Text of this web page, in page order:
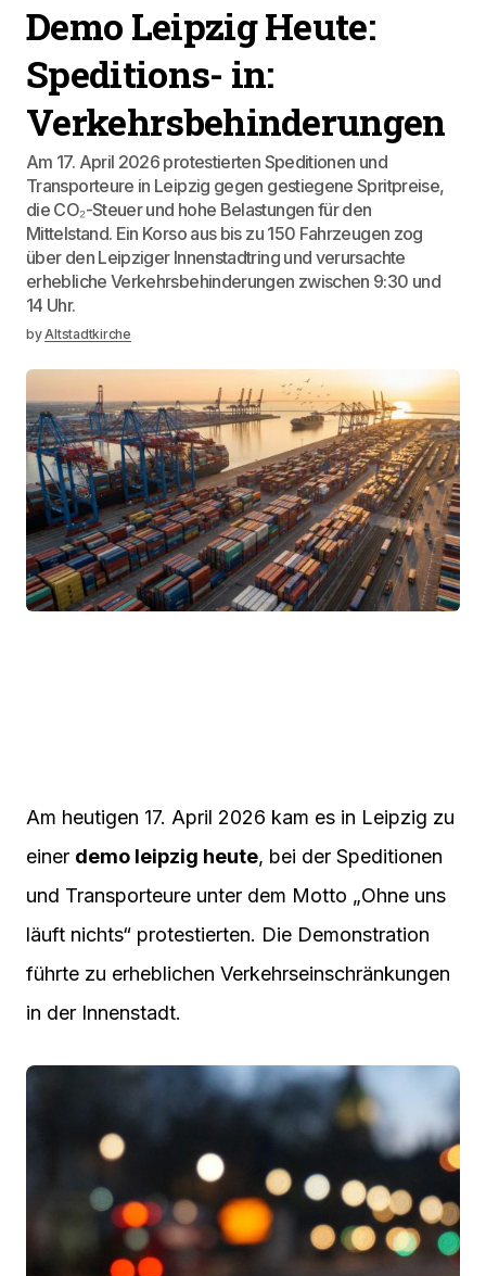
Demo Leipzig Heute:
Speditions- in:
Verkehrsbehinderungen
Am 17. April 2026 protestierten Speditionen und
Transporteure in Leipzig gegen gestiegene Spritpreise,
die CO₂-Steuer und hohe Belastungen für den
Mittelstand. Ein Korso aus bis zu 150 Fahrzeugen zog
über den Leipziger Innenstadtring und verursachte
erhebliche Verkehrsbehinderungen zwischen 9:30 und
14 Uhr.
byAltstadtkirche
Am heutigen 17. April 2026 kam es in Leipzig zu
einer demo leipzig heute, bei der Speditionen
und Transporteure unter dem Motto „Ohne uns
läuft nichts“ protestierten. Die Demonstration
führte zu erheblichen Verkehrseinschränkungen
in der Innenstadt.